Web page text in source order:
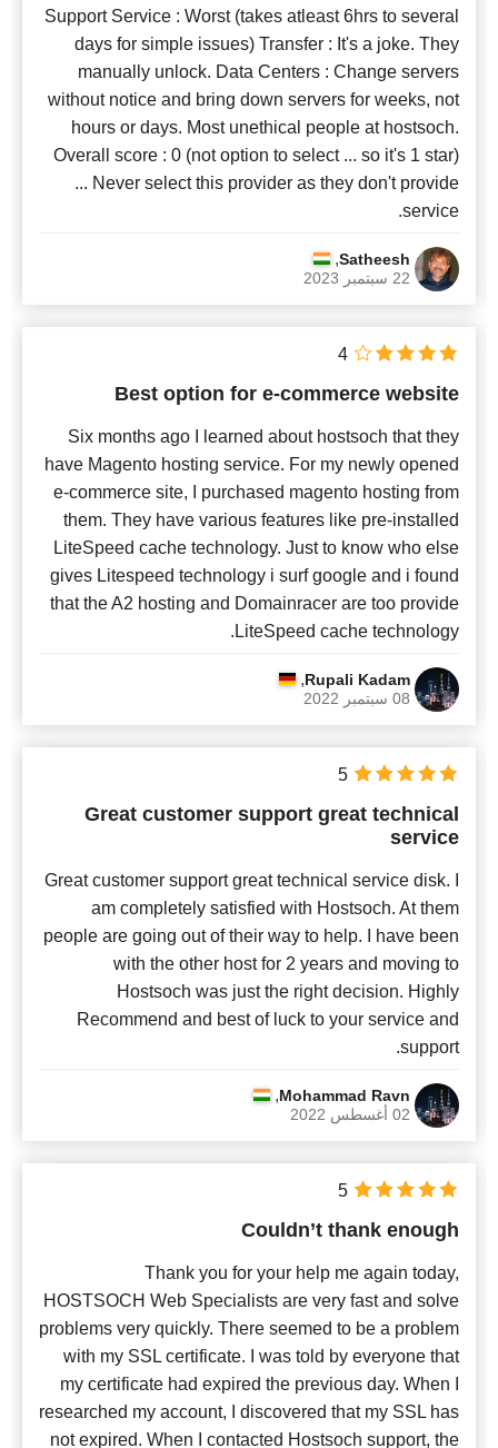
Support Service : Worst (takes atleast 6hrs to several
days for simple issues) Transfer : It's a joke. They
manually unlock. Data Centers : Change servers
without notice and bring down servers for weeks, not
hours or days. Most unethical people at hostsoch.
Overall score : 0 (not option to select ... so it's 1 star)
... Never select this provider as they don't provide
service.
Satheesh
,
22 سبتمبر 2023
Best option for e-commerce website
Six months ago I learned about hostsoch that they
have Magento hosting service. For my newly opened
e-commerce site, I purchased magento hosting from
them. They have various features like pre-installed
LiteSpeed cache technology. Just to know who else
gives Litespeed technology i surf google and i found
that the A2 hosting and Domainracer are too provide
LiteSpeed cache technology.
Rupali Kadam
,
08 سبتمبر 2022
4
Great customer support great technical
service
Great customer support great technical service disk. I
am completely satisfied with Hostsoch. At them
people are going out of their way to help. I have been
with the other host for 2 years and moving to
Hostsoch was just the right decision. Highly
Recommend and best of luck to your service and
support.
Mohammad Ravn
,
02 أغسطس 2022
5
Couldn’t thank enough
Thank you for your help me again today,
HOSTSOCH Web Specialists are very fast and solve
problems very quickly. There seemed to be a problem
with my SSL certificate. I was told by everyone that
my certificate had expired the previous day. When I
researched my account, I discovered that my SSL has
not expired. When I contacted Hostsoch support, the
5